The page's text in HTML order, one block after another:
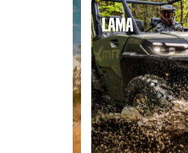
LAMA